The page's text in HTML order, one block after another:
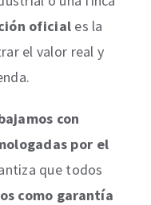
oficial es la
el valor real y
con
por el
que todos
como garantía